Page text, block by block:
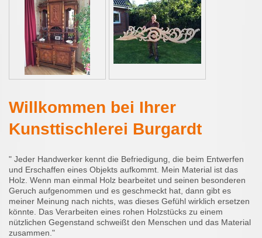
Willkommen bei Ihrer
Kunsttischlerei Burgardt
" Jeder Handwerker kennt die Befriedigung, die beim Entwerfen
und Erschaffen eines Objekts aufkommt. Mein Material ist das
Holz. Wenn man einmal Holz bearbeitet und seinen besonderen
Geruch aufgenommen und es geschmeckt hat, dann gibt es
meiner Meinung nach nichts, was dieses Gefühl wirklich ersetzen
könnte. Das Verarbeiten eines rohen Holzstücks zu einem
nützlichen Gegenstand schweißt den Menschen und das Material
zusammen."